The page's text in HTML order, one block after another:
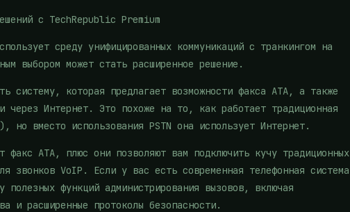
с TechRepublic Premium
среду унифицированных коммуникаций с транкингом на
выбором может стать расширенное решение.
систему, которая предлагает возможности факса ATA, а также
через Интернет. Это похоже на то, как работает традиционная
но вместо использования PSTN она использует Интернет.
факс ATA, плюс они позволяют вам подключить кучу традиционных
звонков VoIP. Если у вас есть современная телефонная система
функций администрирования вызовов, включая
и расширенные протоколы безопасности.